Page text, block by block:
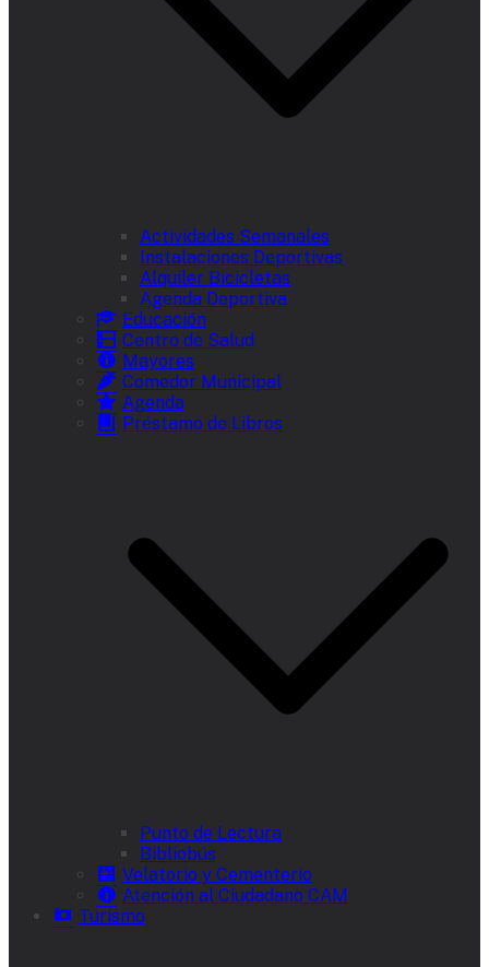
Actividades Semanales
Instalaciones Deportivas
Alquiler Bicicletas
Agenda Deportiva
Educación
Centro de Salud
Mayores
Comedor Municipal
Agenda
Préstamo de Libros
Punto de Lectura
Bibliobús
Velatorio y Cementerio
Atención al Ciudadano CAM
Turismo